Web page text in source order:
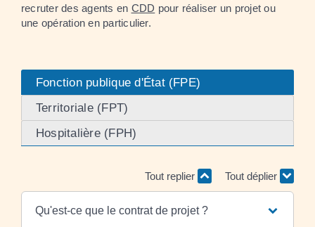
recruter des agents en CDD pour réaliser un projet ou
une opération en particulier.
Fonction publique d'État (FPE)
Territoriale (FPT)
Hospitalière (FPH)
Tout replier Tout déplier
Qu'est-ce que le contrat de projet ?